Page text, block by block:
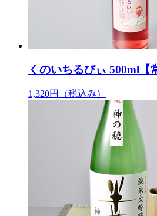
くのいちるびぃ 500ml【
1,320円 （税込み）